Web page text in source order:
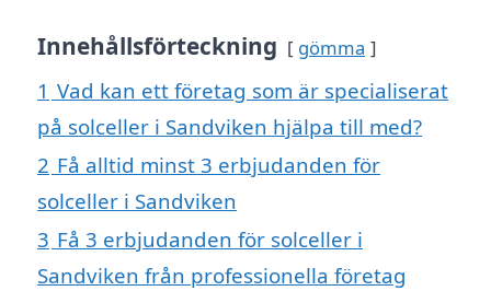
Innehållsförteckning gömma
1 Vad kan ett företag som är specialiserat
på solceller i Sandviken hjälpa till med?
2 Få alltid minst 3 erbjudanden för
solceller i Sandviken
3 Få 3 erbjudanden för solceller i
Sandviken från professionella företag